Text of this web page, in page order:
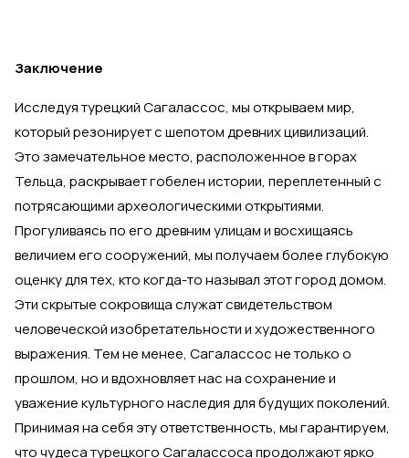
Заключение
Исследуя турецкий Сагалассос, мы открываем мир,
который резонирует с шепотом древних цивилизаций.
Это замечательное место, расположенное в горах
Тельца, раскрывает гобелен истории, переплетенный с
потрясающими археологическими открытиями.
Прогуливаясь по его древним улицам и восхищаясь
величием его сооружений, мы получаем более глубокую
оценку для тех, кто когда-то называл этот город домом.
Эти скрытые сокровища служат свидетельством
человеческой изобретательности и художественного
выражения. Тем не менее, Сагалассос не только о
прошлом, но и вдохновляет нас на сохранение и
уважение культурного наследия для будущих поколений.
Принимая на себя эту ответственность, мы гарантируем,
что чудеса турецкого Сагалассоса продолжают ярко